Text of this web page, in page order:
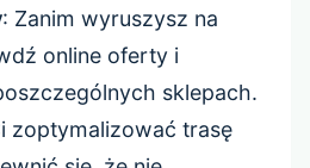
: Zanim wyruszysz na
online oferty i
sklepach.
zoptymalizować trasę